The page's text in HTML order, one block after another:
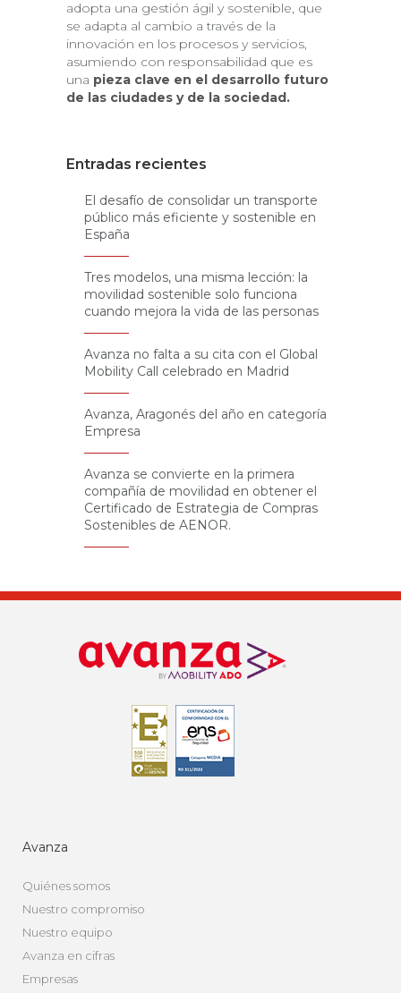
adopta una gestión ágil y sostenible, que
se adapta al cambio a través de la
innovación en los procesos y servicios,
asumiendo con responsabilidad que es
una pieza clave en el desarrollo futuro
de las ciudades y de la sociedad.
Entradas recientes
El desafío de consolidar un transporte
público más eficiente y sostenible en
España
Tres modelos, una misma lección: la
movilidad sostenible solo funciona
cuando mejora la vida de las personas
Avanza no falta a su cita con el Global
Mobility Call celebrado en Madrid
Avanza, Aragonés del año en categoría
Empresa
Avanza se convierte en la primera
compañía de movilidad en obtener el
Certificado de Estrategia de Compras
Sostenibles de AENOR.
Avanza
Quiénes somos
Nuestro compromiso
Nuestro equipo
Avanza en cifras
Empresas